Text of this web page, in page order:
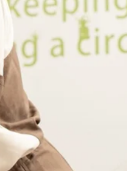
いですが、職場や電車内
には、ふかふかのあた
シスへ、ぜひ避難して
さまのご来店をこころよ
・・色々なお疲れを感
ヘッドスパのコースござ
す。